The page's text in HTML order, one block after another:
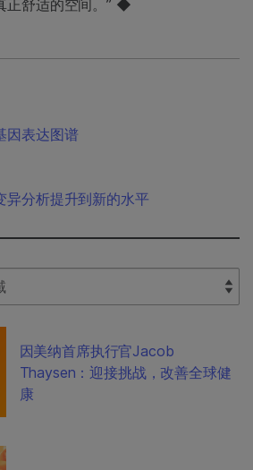
正舒适的空间。” ◆
因表达图谱
异分析提升到新的水平
因美纳首席执行官Jacob
Thaysen：迎接挑战，改善全球健
康